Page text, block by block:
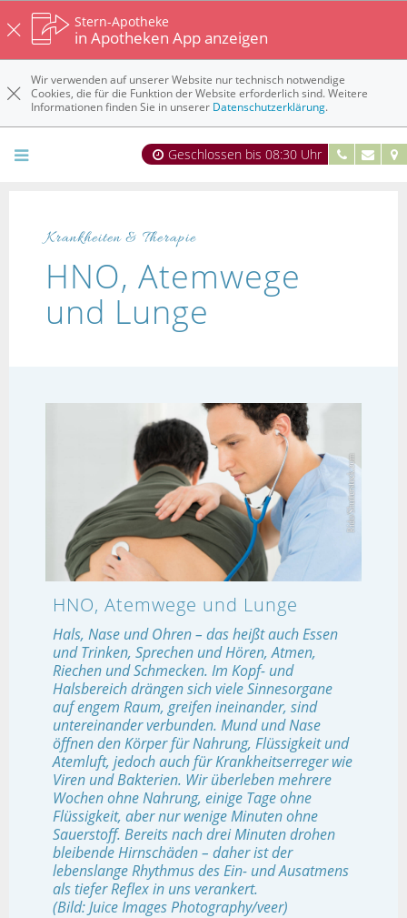
Stern-Apotheke
in Apotheken App anzeigen
Wir verwenden auf unserer Website nur technisch notwendige
Cookies, die für die Funktion der Website erforderlich sind. Weitere
Informationen finden Sie in unserer Datenschutzerklärung.
Geschlossen bis 08:30 Uhr
Krankheiten & Therapie
HNO, Atemwege
und Lunge
HNO, Atemwege und Lunge
Hals, Nase und Ohren – das heißt auch Essen
und Trinken, Sprechen und Hören, Atmen,
Riechen und Schmecken. Im Kopf- und
Halsbereich drängen sich viele Sinnesorgane
auf engem Raum, greifen ineinander, sind
untereinander verbunden. Mund und Nase
öffnen den Körper für Nahrung, Flüssigkeit und
Atemluft, jedoch auch für Krankheitserreger wie
Viren und Bakterien. Wir überleben mehrere
Wochen ohne Nahrung, einige Tage ohne
Flüssigkeit, aber nur wenige Minuten ohne
Sauerstoff. Bereits nach drei Minuten drohen
bleibende Hirnschäden – daher ist der
lebenslange Rhythmus des Ein- und Ausatmens
als tiefer Reflex in uns verankert.
(Bild: Juice Images Photography/veer)